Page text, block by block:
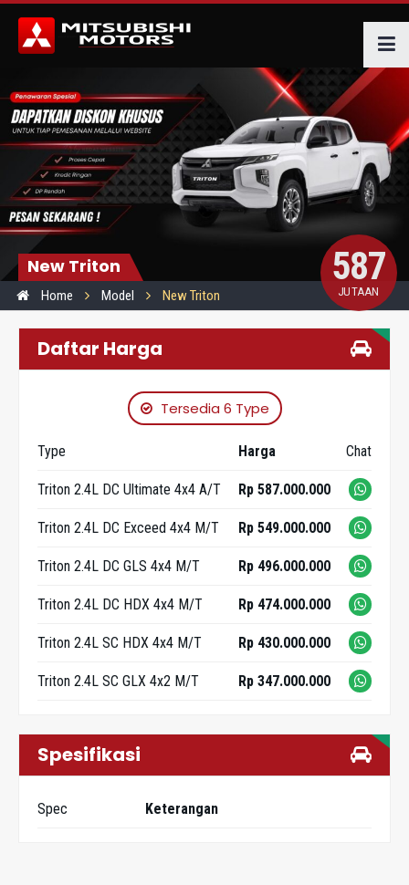
New Triton
Home Model New Triton
587
JUTAAN
Daftar Harga
Tersedia 6 Type
Type Harga Chat
Triton 2.4L DC Ultimate 4x4 A/T Rp 587.000.000
Triton 2.4L DC Exceed 4x4 M/T Rp 549.000.000
Triton 2.4L DC GLS 4x4 M/T Rp 496.000.000
Triton 2.4L DC HDX 4x4 M/T Rp 474.000.000
Triton 2.4L SC HDX 4x4 M/T Rp 430.000.000
Triton 2.4L SC GLX 4x2 M/T Rp 347.000.000
Spesifikasi
Spec Keterangan